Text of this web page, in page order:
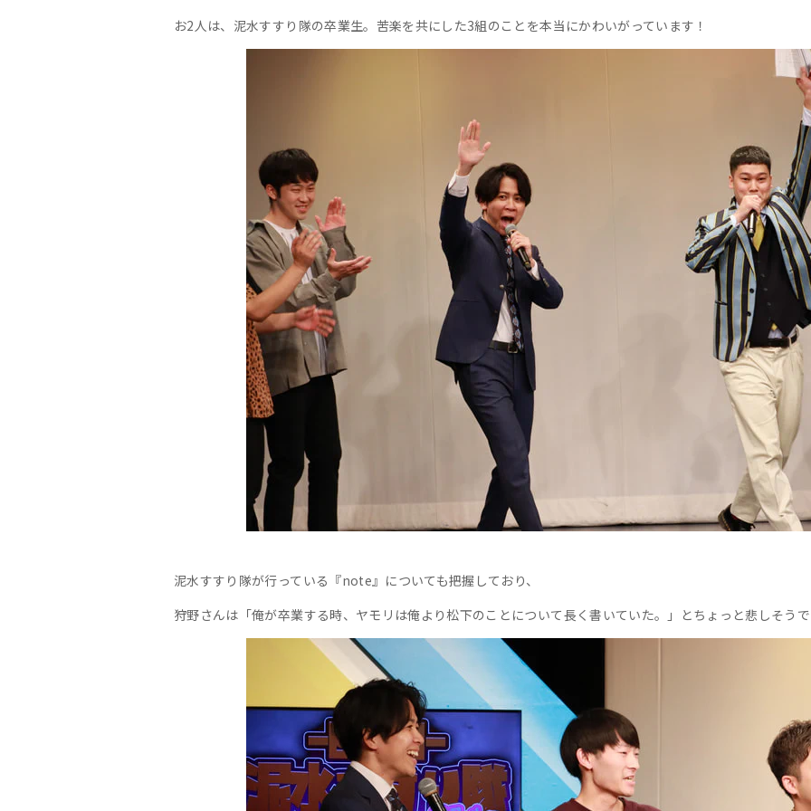
お2人は、泥水すすり隊の卒業生。苦楽を共にした3組のことを本当にかわいがっています！
泥水すすり隊が行っている『note』についても把握しており、
狩野さんは「俺が卒業する時、ヤモリは俺より松下のことについて長く書いていた。」とちょっと悲しそう